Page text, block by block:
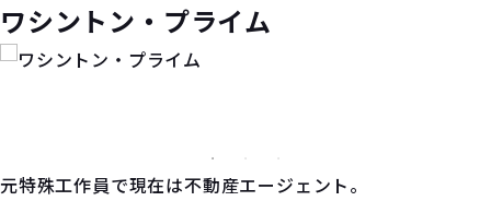
ワシントン・プライム
元特殊工作員で現在は不動産エージェント。